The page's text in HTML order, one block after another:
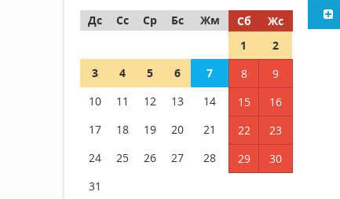
Дс
Сс Ср Бс Жм Сб
Жс
1
2
3
4 5 6 7 8
9
10
11 12 13 14 15
16
17
18 19 20 21 22
23
24
25 26 27 28 29
30
31